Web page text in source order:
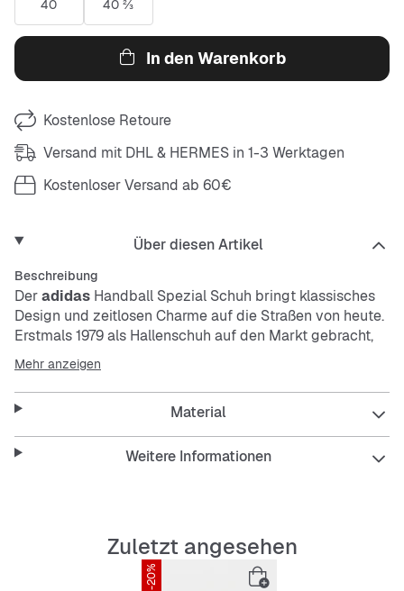
40 40 ⅔
In den Warenkorb
Kostenlose Retoure
Versand mit DHL & HERMES in 1-3 Werktagen
Kostenloser Versand ab 60€
Über diesen Artikel
Beschreibung
Deradidas Handball Spezial Schuh bringt klassisches
Design und zeitlosen Charme auf die Straßen von heute.
Erstmals 1979 als Hallenschuh auf den Markt gebracht,
kehrt der Spezial in einer überarbeiteten Version zurück,
die seinen Wurzeln treu bleibt.
Der Schuh mit weichem Textilfutter und traditionellen
Schnürsenkeln greift das Look-and-Feel des Originals
auf, verleiht ihm aber gleichzeitig einen zeitgemäßen
Statement-Look mit Hommage an eine Stillegende.
Mehr anzeigen
Material
Weitere Informationen
Zuletzt angesehen
-20%